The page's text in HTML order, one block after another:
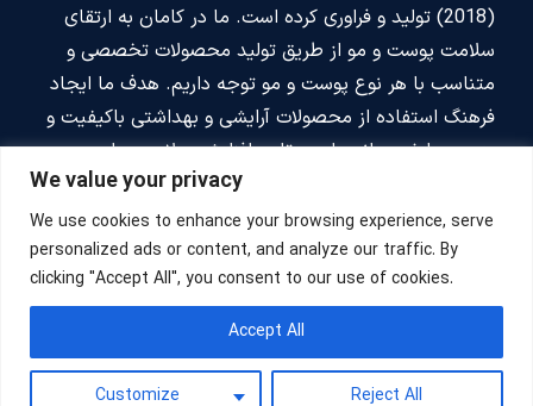
We value your privacy
We use cookies to enhance your browsing experience, serve
personalized ads or content, and analyze our traffic. By
clicking "Accept All", you consent to our use of cookies.
Customize Reject All
Accept All
(2018) تولید و فراوری کرده است. ما در کامان به ارتقای
سلامت پوست و مو از طریق تولید محصولات تخصصی و
متناسب با هر نوع پوست و مو توجه داریم. هدف ما ایجاد
فرهنگ استفاده از محصولات آرایشی و بهداشتی باکیفیت و
بدون عوارض جانبی است تا به افزایش سلامت جامعه و
مصرف بهینه محصولات آرایشی و بهداشتی و بهبود سبک
زندگی سالم کمک کنیم. برند کامان، با تاکید بر پیشگیری و
بهبود کیفیت زندگی، به تمام افراد جامعه فرصت لذت بردن
از محصولات باکیفیت مراقبت از پوست و مو را می‌دهد.
شبکه های اجتماعی